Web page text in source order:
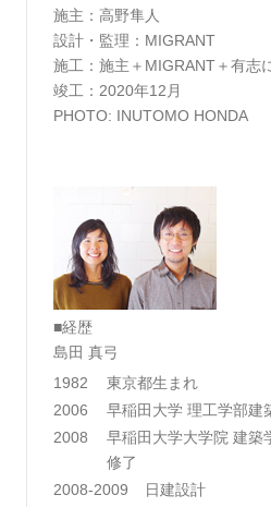
施主：高野隼人
設計・監理：MIGRANT
施工：施主＋MIGRANT＋有志
竣工：2020年12月
PHOTO: INUTOMO HONDA
■経歴
島田 真弓
1982
東京都生まれ
2006
早稲田大学 理工学部建
2008
早稲田大学大学院 建築
修了
2008-2009
日建設計